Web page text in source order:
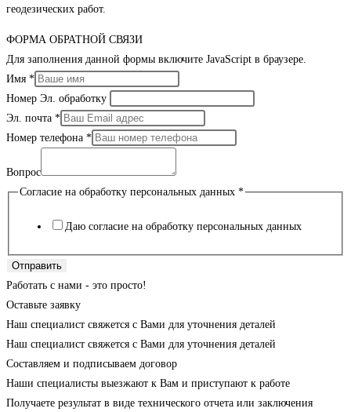
геодезических работ.
ФОРМА ОБРАТНОЙ СВЯЗИ
Для заполнения данной формы включите JavaScript в браузере.
Имя *
Номер Эл. обработку
Эл. почта *
Номер телефона *
Вопрос
Согласие на обработку персональных данных *
Даю согласие на обработку персональных данных
Отправить
Работать с нами - это просто!
Оставьте заявку
Наш специалист свяжется с Вами для уточнения деталей
Наш специалист свяжется с Вами для уточнения деталей
Составляем и подписываем договор
Наши специалисты выезжают к Вам и приступают к работе
Получаете результат в виде технического отчета или заключения